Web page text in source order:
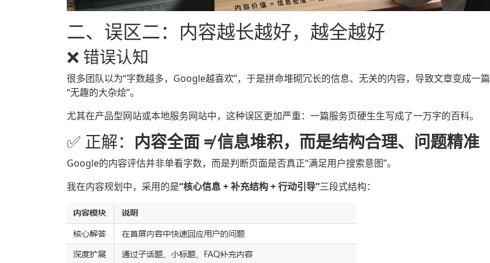
二、误区二：内容越长越好，越全越好
❌ 错误认知
很多团队以为“字数越多，Google越喜欢”，于是拼命堆砌冗长的信息、无关的内容，导致文章变成一篇
“无趣的大杂烩”。
尤其在产品型网站或本地服务网站中，这种误区更加严重：一篇服务页硬生生写成了一万字的百科。
✅ 正解： 内容全面 ≠ 信息堆积，而是结构合理、问题精准
Google的内容评估并非单看字数，而是判断页面是否真正“满足用户搜索意图”。
我在内容规划中，采用的是“核心信息 + 补充结构 + 行动引导”三段式结构：